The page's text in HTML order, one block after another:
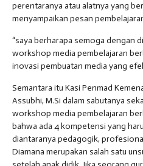
perentaranya atau alatnya yang
menyampaikan pesan
“saya berharapa semoga dengan
workshop media pembelajaran
inovasi pembuatan media yang
Semantara itu Kasi Penmad
Assubhi, M.Si dalam sabutanya
workshop media pembelajaran
bahwa ada 4 kompetensi yang
diantaranya pedagogik,
Diamana merupakan salah satu